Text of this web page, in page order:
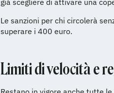
già scegliere di attivare una
Le sanzioni per chi circolerà
superare i 400 euro.
Limiti di velocità e